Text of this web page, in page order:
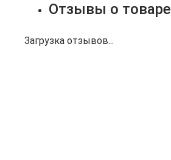
Отзывы о товаре
Загрузка отзывов...